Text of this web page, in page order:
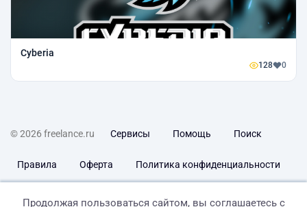
Cyberia
128 0
© 2026 freelance.ru Сервисы Помощь Поиск
Правила Оферта Политика конфиденциальности
Продолжая пользоваться сайтом, вы соглашаетесь с